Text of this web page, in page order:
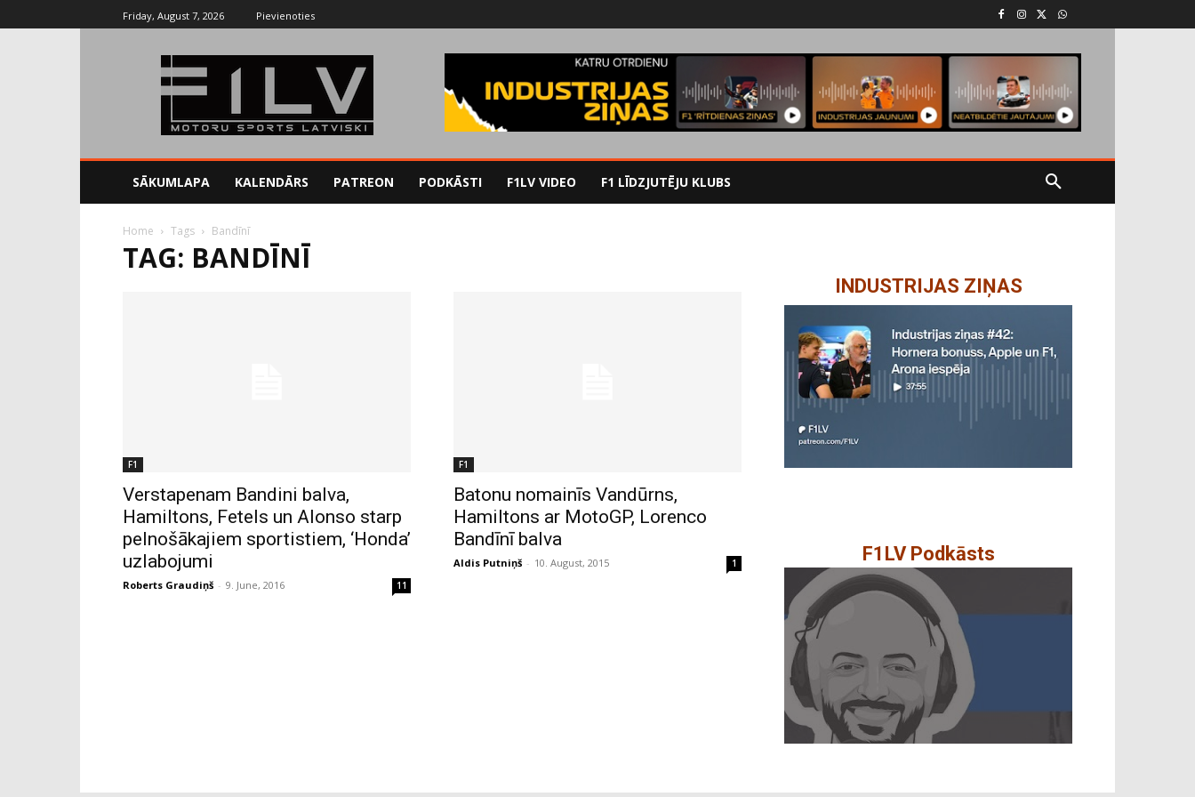
Friday, August 7, 2026 Pievienoties
SĀKUMLAPA KALENDĀRS PATREON PODKĀSTI F1LV VIDEO F1 LĪDZJUTĒJU KLUBS
Home Tags Bandīnī
TAG: BANDĪNĪ
F1
Verstapenam Bandini balva,
Hamiltons, Fetels un Alonso starp
pelnošākajiem sportistiem, ‘Honda’
uzlabojumi
Roberts Graudiņš - 9. June, 2016 11
F1
Batonu nomainīs Vandūrns,
Hamiltons ar MotoGP, Lorenco
Bandīnī balva
Aldis Putniņš - 10. August, 2015 1
INDUSTRIJAS ZIŅAS
F1LV Podkāsts